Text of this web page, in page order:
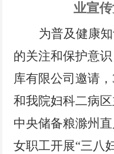
专题链接
业宣
为普及健康
的关注和保护意
库有限公司邀请
和我院妇科二病
中央储备粮滁州
女职工开展“三八